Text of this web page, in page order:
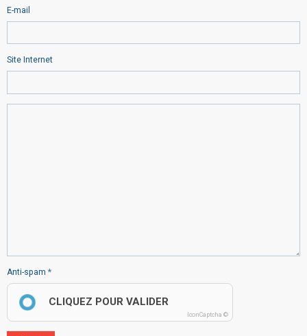
E-mail
Site Internet
Anti-spam
CLIQUEZ POUR VALIDER
IconCaptcha ©